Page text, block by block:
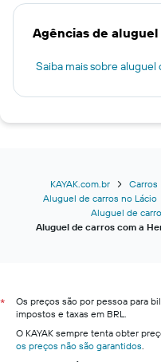
Agências de
Saiba mais sobre
KAYAK.com.br Carros
Aluguel de carros no Lácio
Aluguel de
Aluguel de carros com a
*
Os preços são por pessoa para
impostos e taxas em BRL.
O KAYAK sempre tenta obter
os preços não são garantidos.